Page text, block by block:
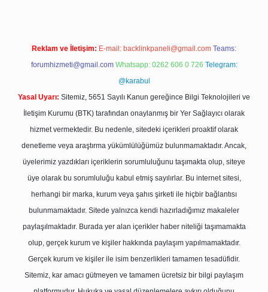
Reklam ve İletişim: E-mail: backlinkpaneli@gmail.com Teams:
forumhizmeti@gmail.com Whatsapp: 0262 606 0 726 Telegram:
@karabul
Yasal Uyarı: Sitemiz, 5651 Sayılı Kanun gereğince Bilgi Teknolojileri ve
İletişim Kurumu (BTK) tarafından onaylanmış bir Yer Sağlayıcı olarak
hizmet vermektedir. Bu nedenle, sitedeki içerikleri proaktif olarak
denetleme veya araştırma yükümlülüğümüz bulunmamaktadır. Ancak,
üyelerimiz yazdıkları içeriklerin sorumluluğunu taşımakta olup, siteye
üye olarak bu sorumluluğu kabul etmiş sayılırlar. Bu internet sitesi,
herhangi bir marka, kurum veya şahıs şirketi ile hiçbir bağlantısı
bulunmamaktadır. Sitede yalnızca kendi hazırladığımız makaleler
paylaşılmaktadır. Burada yer alan içerikler haber niteliği taşımamakta
olup, gerçek kurum ve kişiler hakkında paylaşım yapılmamaktadır.
Gerçek kurum ve kişiler ile isim benzerlikleri tamamen tesadüfidir.
Sitemiz, kar amacı gütmeyen ve tamamen ücretsiz bir bilgi paylaşım